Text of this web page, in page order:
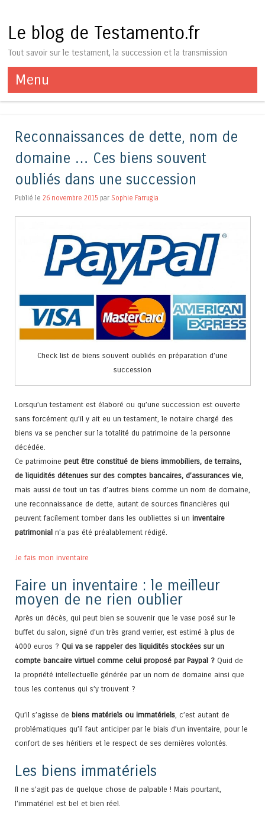
Le blog de Testamento.fr
Tout savoir sur le testament, la succession et la transmission
Menu
Aller au contenu
Reconnaissances de dette, nom de
domaine … Ces biens souvent
oubliés dans une succession
Publié le 26 novembre 2015 par Sophie Farrugia
Check list de biens souvent oubliés en préparation d’une
succession
Lorsqu’un testament est élaboré ou qu’une succession est ouverte
sans forcément qu’il y ait eu un testament, le notaire chargé des
biens va se pencher sur la totalité du patrimoine de la personne
décédée.
Ce patrimoine peut être constitué de biens immobiliers, de terrains,
de liquidités détenues sur des comptes bancaires, d’assurances vie,
mais aussi de tout un tas d’autres biens comme un nom de domaine,
une reconnaissance de dette, autant de sources financières qui
peuvent facilement tomber dans les oubliettes si un inventaire
patrimonial n’a pas été préalablement rédigé.
Je fais mon inventaire
Faire un inventaire : le meilleur
moyen de ne rien oublier
Après un décès, qui peut bien se souvenir que le vase posé sur le
buffet du salon, signé d’un très grand verrier, est estimé à plus de
4000 euros ? Qui va se rappeler des liquidités stockées sur un
compte bancaire virtuel comme celui proposé par Paypal ? Quid de
la propriété intellectuelle générée par un nom de domaine ainsi que
tous les contenus qui s’y trouvent ?
Qu’il s’agisse de biens matériels ou immatériels , c’est autant de
problématiques qu’il faut anticiper par le biais d’un inventaire, pour le
confort de ses héritiers et le respect de ses dernières volontés.
Les biens immatériels
Il ne s’agit pas de quelque chose de palpable ! Mais pourtant,
l’immatériel est bel et bien réel.